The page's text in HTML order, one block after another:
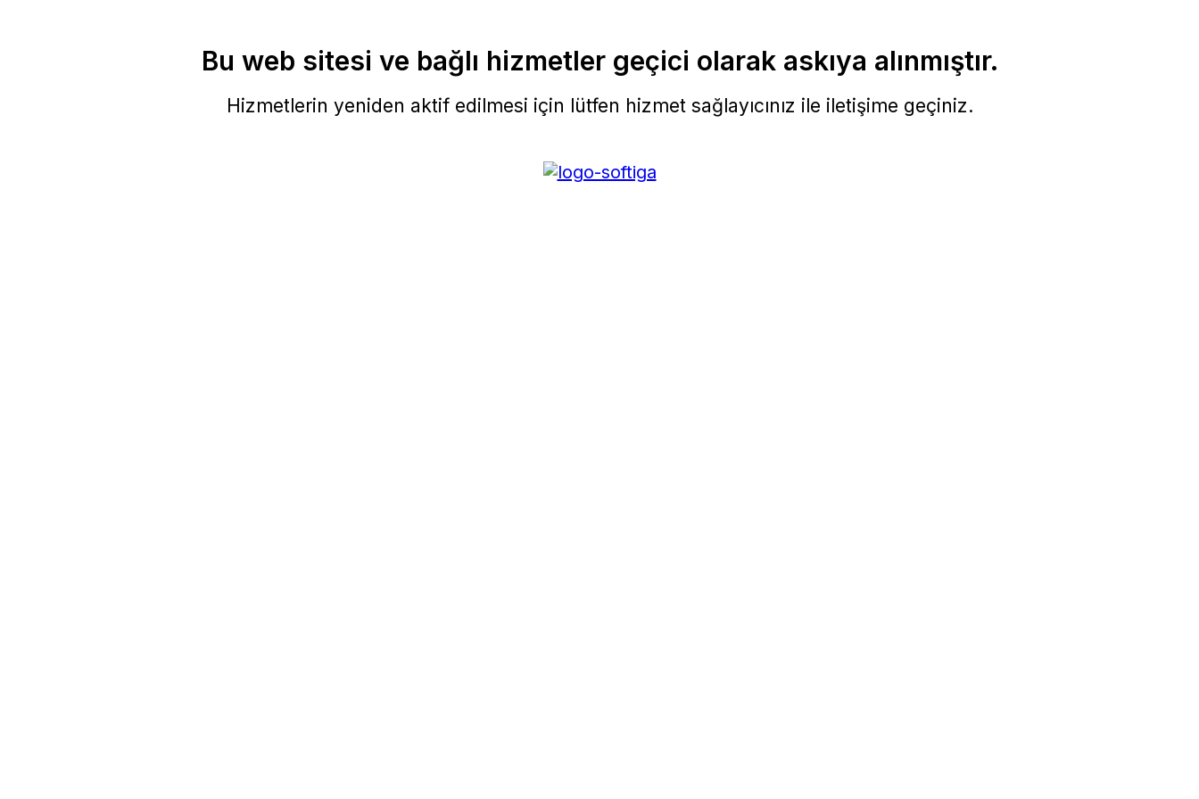
Bu web sitesi ve bağlı hizmetler geçici olarak askıya alınmıştır.
Hizmetlerin yeniden aktif edilmesi için lütfen hizmet sağlayıcınız ile iletişime geçiniz.